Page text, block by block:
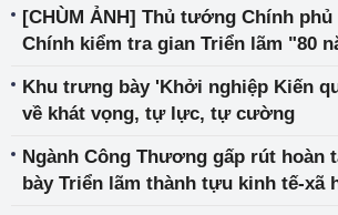
[CHÙM ẢNH] Thủ tướng Chính phủ
Chính kiểm tra gian Triển lãm "80
Khu trưng bày 'Khởi nghiệp Kiến
về khát vọng, tự lực, tự cường
Ngành Công Thương gấp rút hoàn
bày Triển lãm thành tựu kinh tế-xã